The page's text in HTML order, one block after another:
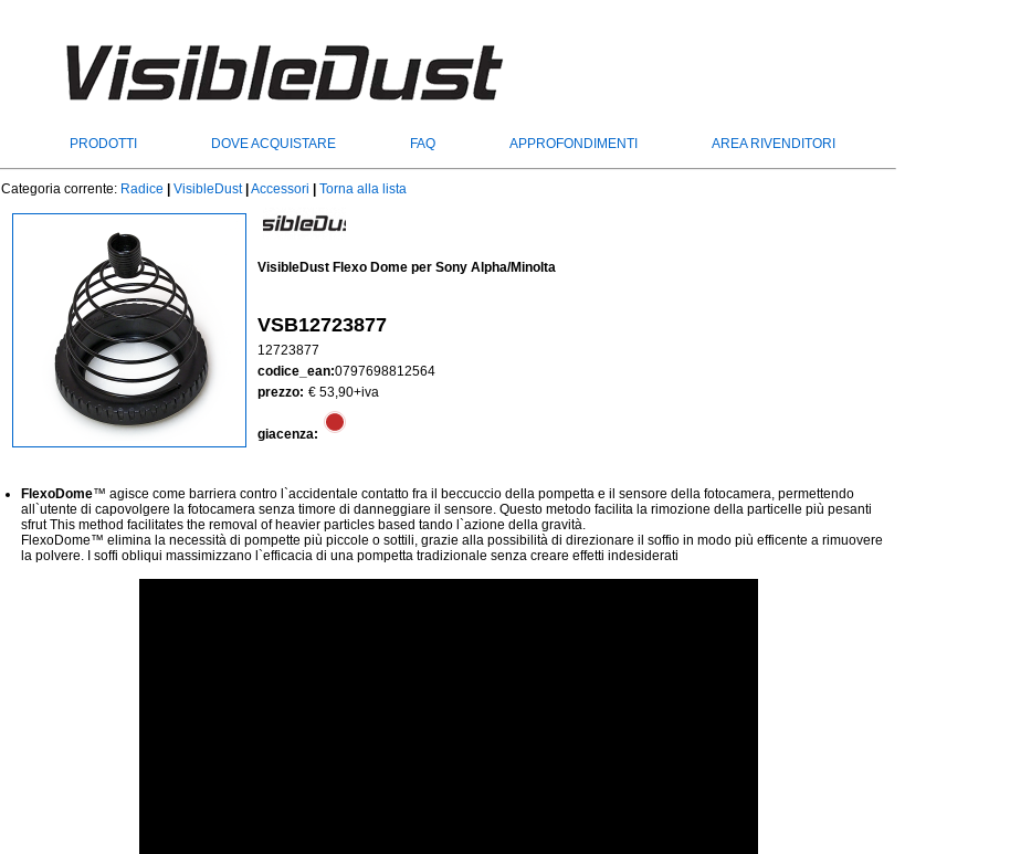
PRODOTTI DOVE ACQUISTARE FAQ APPROFONDIMENTI AREA RIVENDITORI
Categoria corrente: Radice VisibleDust Accessori Torna alla lista
VisibleDust Flexo Dome per Sony Alpha/Minolta
VSB12723877
12723877
codice_ean:0797698812564
prezzo: € 53,90+iva
giacenza:
FlexoDome™ agisce come barriera contro l`accidentale contatto fra il beccuccio della pompetta e il sensore della fotocamera, permettendo
all`utente di capovolgere la fotocamera senza timore di danneggiare il sensore. Questo metodo facilita la rimozione della particelle più pesanti
sfrut This method facilitates the removal of heavier particles based tando l`azione della gravità.
FlexoDome™ elimina la necessità di pompette più piccole o sottili, grazie alla possibilità di direzionare il soffio in modo più efficente a rimuovere
la polvere. I soffi obliqui massimizzano l`efficacia di una pompetta tradizionale senza creare effetti indesiderati